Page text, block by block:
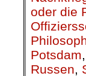
oder die
Potsdam,
Russen,